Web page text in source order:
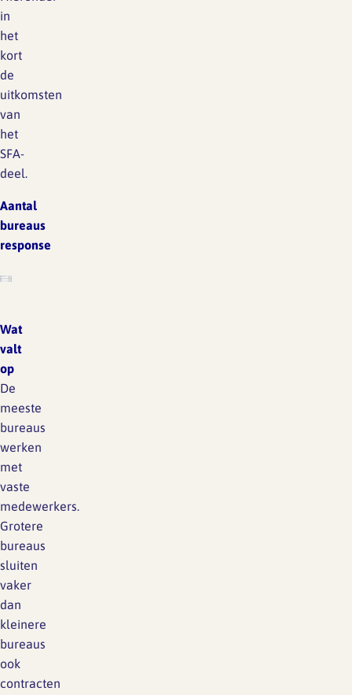
in
het
kort
de
uitkomsten
van
het
SFA-
deel.
Aantal
bureaus
response
Wat
valt
op
De
meeste
bureaus
werken
met
vaste
medewerkers.
Grotere
bureaus
sluiten
vaker
dan
kleinere
bureaus
ook
contracten